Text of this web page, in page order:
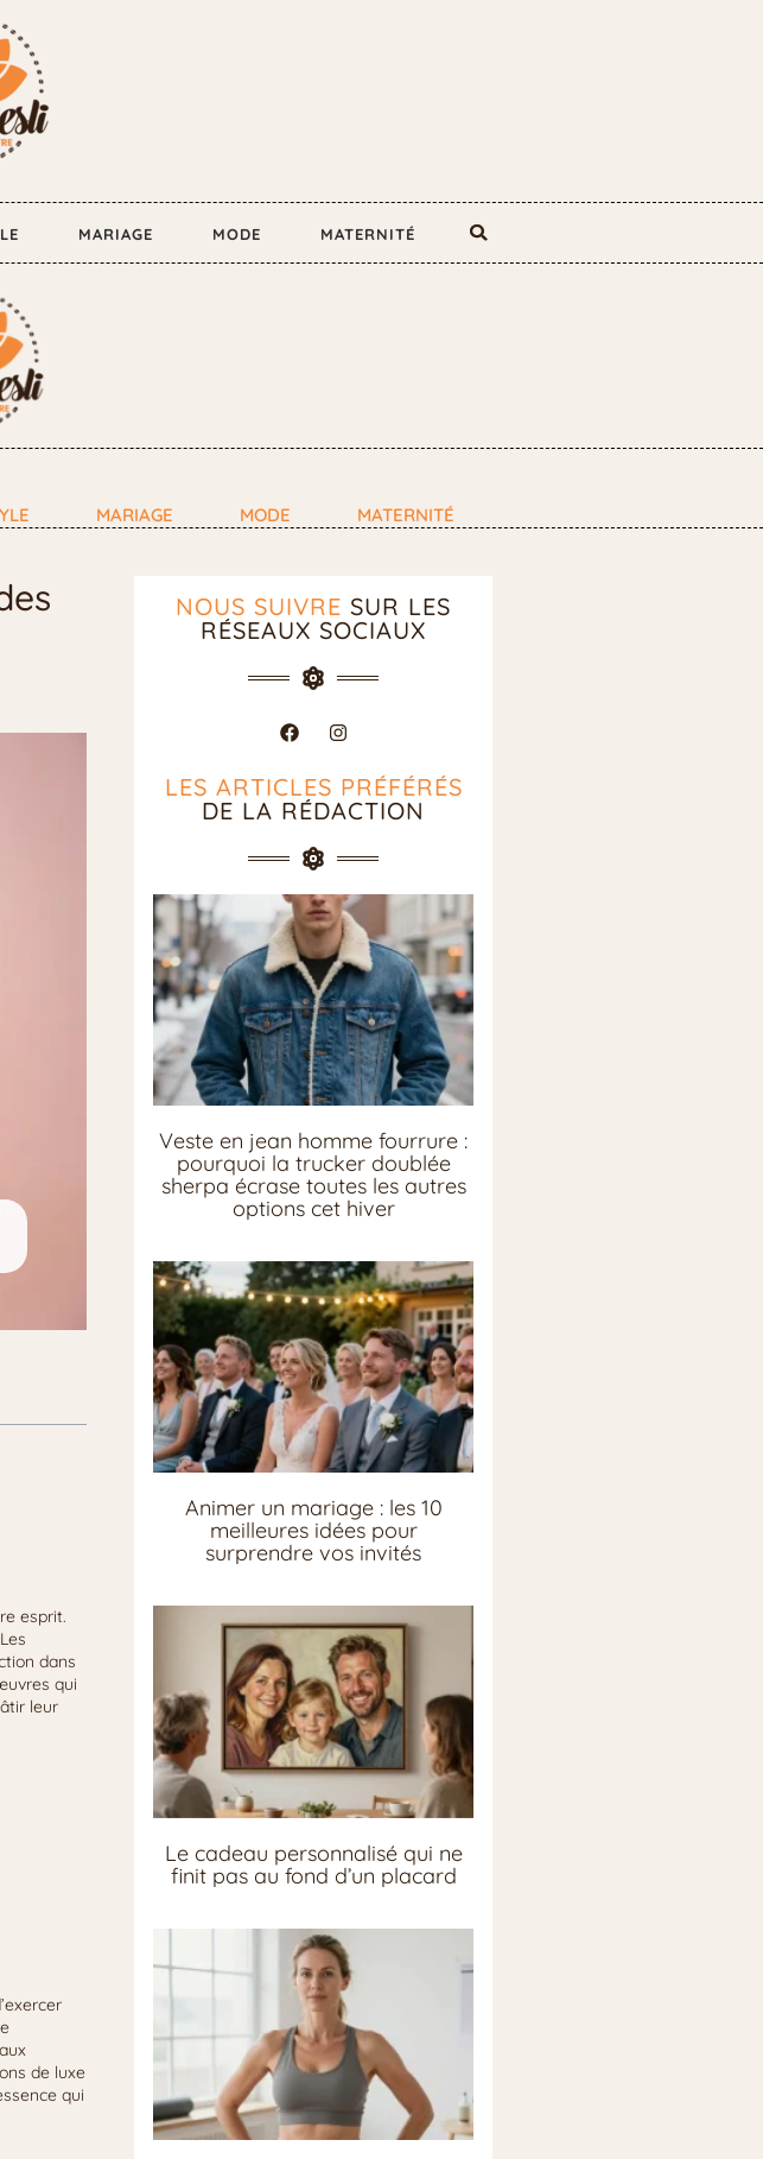
MARIAGE MODE MATERNITÉ
MARIAGE MODE MATERNITÉ
esprit.
dans
qui
leur
de luxe
qui
NOUS SUIVRE SUR LES
RÉSEAUX SOCIAUX
LES ARTICLES PRÉFÉRÉS
DE LA RÉDACTION
Veste en jean homme fourrure :
pourquoi la trucker doublée
sherpa écrase toutes les autres
options cet hiver
Animer un mariage : les 10
meilleures idées pour
surprendre vos invités
Le cadeau personnalisé qui ne
finit pas au fond d’un placard